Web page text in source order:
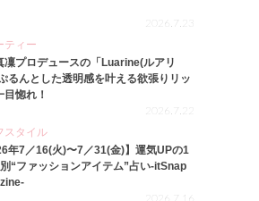
2026.7.23
ティー
凜プロデュースの「Luarine(ルアリ
るんとした透明感を叶える欲張りリッ
目惚れ！
2026.7.22
スタイル
年7／16(火)〜7／31(金)】運気UPの1
“ファッションアイテム”占い-itSnap
2026.7.16